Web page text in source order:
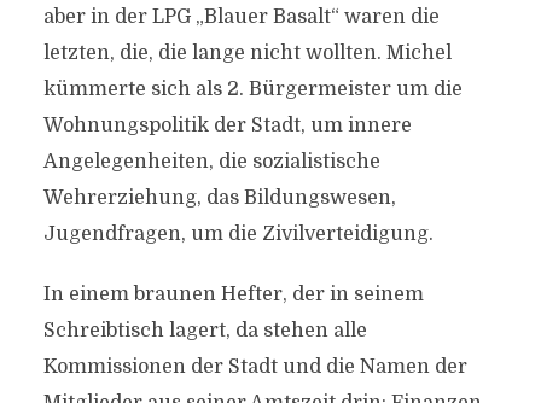
aber in der LPG „Blauer Basalt“ waren die
letzten, die, die lange nicht wollten. Michel
kümmerte sich als 2. Bürgermeister um die
Wohnungspolitik der Stadt, um innere
Angelegenheiten, die sozialistische
Wehrerziehung, das Bildungswesen,
Jugendfragen, um die Zivilverteidigung.
In einem braunen Hefter, der in seinem
Schreibtisch lagert, da stehen alle
Kommissionen der Stadt und die Namen der